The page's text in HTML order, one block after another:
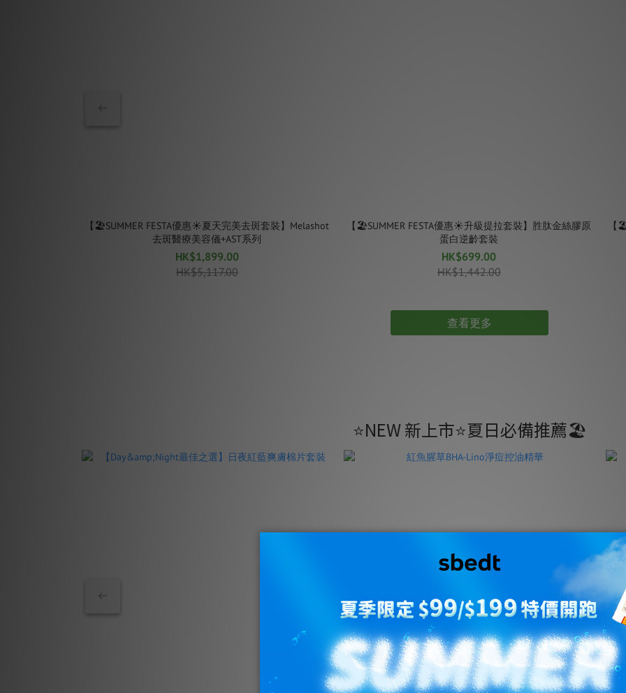
【🏖SUMMER FESTA優惠☀️夏天完美去斑套裝】Melashot
去斑醫療美容儀+AST系列
HK$1,899.00
HK$5,117.00
【🏖SUMMER FESTA優惠☀️升級提拉套裝】胜肽金絲膠原
蛋白逆齡套裝
HK$699.00
HK$1,442.00
【
查看更多
⭐️NEW 新上市⭐️夏日必備推薦🏖